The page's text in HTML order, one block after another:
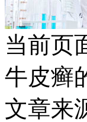
当前页
牛皮癣
文章来